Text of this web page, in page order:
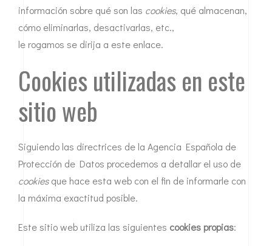
información sobre qué son las cookies, qué almacenan,
cómo eliminarlas, desactivarlas, etc.,
le rogamos se dirija a este enlace.
Cookies utilizadas en este
sitio web
Siguiendo las directrices de la Agencia Española de
Protección de Datos procedemos a detallar el uso de
cookiesque hace esta web con el fin de informarle con
la máxima exactitud posible.
Este sitio web utiliza las siguientes cookies propias: